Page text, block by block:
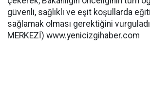
güvenli, sağlıklı ve eşit koşullarda
sağlamak olması gerektiğini
MERKEZİ) www.yenicizgihaber.com